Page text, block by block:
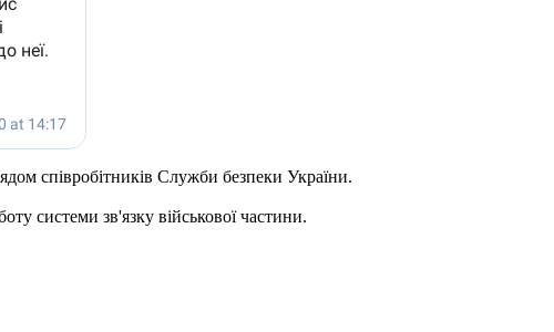
співробітників Служби безпеки України.
системи зв'язку військової частини.